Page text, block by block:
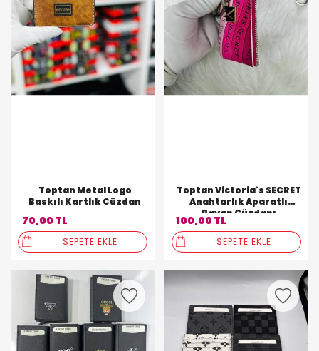
Toptan Metal Logo
Baskılı Kartlık Cüzdan
70,00 TL
SEPETE EKLE
Toptan Victoria's SECRET
Anahtarlık Aparatlı
Bayan Cüzdanı
100,00 TL
SEPETE EKLE